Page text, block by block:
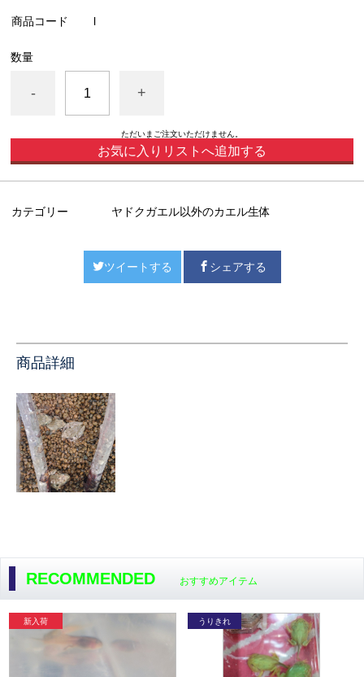
商品コード l
数量
- +
ただいまご注文いただけません。
お気に入りリストへ追加する
カテゴリー ヤドクガエル以外のカエル生体
ツイートする シェアする
商品詳細
RECOMMENDED おすすめアイテム